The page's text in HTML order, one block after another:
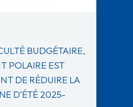
BUDGÉTAIRE,
POLAIRE EST
DE RÉDUIRE LA
D’ÉTÉ 2025-